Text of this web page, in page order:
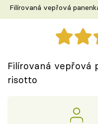
Recepty z TV
Speciál: Cuketa
Sledujte prima+
Filírovaná vepřová
Filírovaná vepřová
risotto